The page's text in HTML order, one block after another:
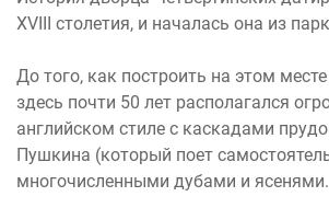
XVIII столетия, и началась она из
До того, как построить на этом
здесь почти 50 лет располагался
английском стиле с каскадами
Пушкина (который поет
многочисленными дубами и ясенями.